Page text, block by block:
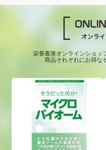
栄養書庫オンラインショッ
商品それぞれにお得な